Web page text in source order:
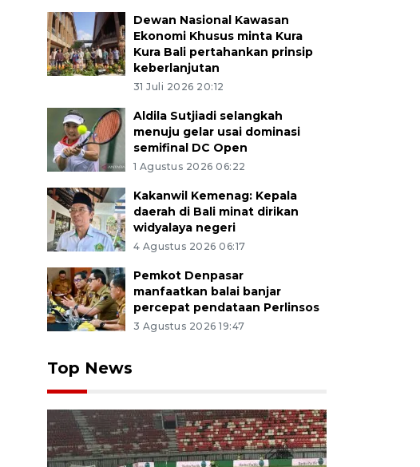
Dewan Nasional Kawasan
Ekonomi Khusus minta Kura
Kura Bali pertahankan prinsip
keberlanjutan
31 Juli 2026 20:12
Aldila Sutjiadi selangkah
menuju gelar usai dominasi
semifinal DC Open
1 Agustus 2026 06:22
Kakanwil Kemenag: Kepala
daerah di Bali minat dirikan
widyalaya negeri
4 Agustus 2026 06:17
Pemkot Denpasar
manfaatkan balai banjar
percepat pendataan Perlinsos
3 Agustus 2026 19:47
Top News